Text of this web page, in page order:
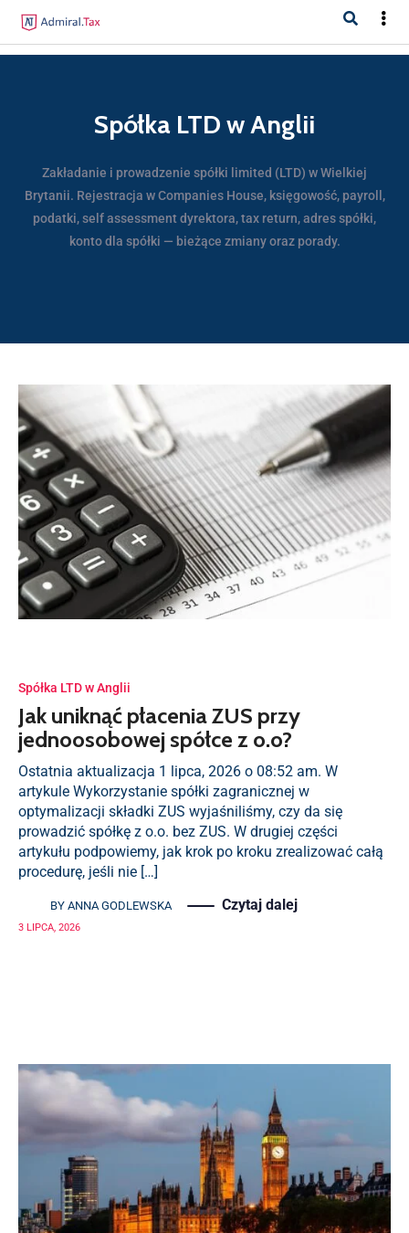
Spółka LTD w Anglii
Zakładanie i prowadzenie spółki limited (LTD) w Wielkiej
Brytanii. Rejestracja w Companies House, księgowość, payroll,
podatki, self assessment dyrektora, tax return, adres spółki,
konto dla spółki — bieżące zmiany oraz porady.
Spółka LTD w Anglii
Jak uniknąć płacenia ZUS przy
jednoosobowej spółce z o.o?
Ostatnia aktualizacja 1 lipca, 2026 o 08:52 am. W
artykule Wykorzystanie spółki zagranicznej w
optymalizacji składki ZUS wyjaśniliśmy, czy da się
prowadzić spółkę z o.o. bez ZUS. W drugiej części
artykułu podpowiemy, jak krok po kroku zrealizować całą
procedurę, jeśli nie […]
BY ANNA GODLEWSKA Czytaj dalej
3 LIPCA, 2026